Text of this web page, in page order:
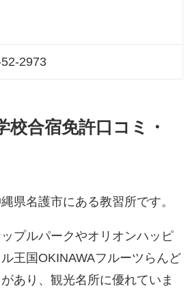
2973
校合宿免許口コミ・
県名護市にある教習所です。
プルパークやオリオンハッピ
王国OKINAWAフルーツらんど
あり、観光名所に優れていま